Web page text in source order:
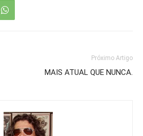
Próximo Artigo
MAIS ATUAL QUE NUNCA.